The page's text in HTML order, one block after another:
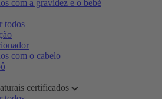
com a gravidez e o bebé
todos
com o cabelo
certificados